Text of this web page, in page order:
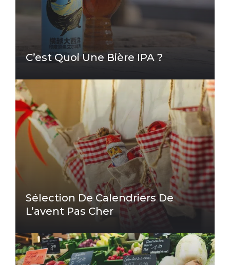
C’est Quoi Une Bière IPA ?
Sélection De Calendriers De
L’avent Pas Cher